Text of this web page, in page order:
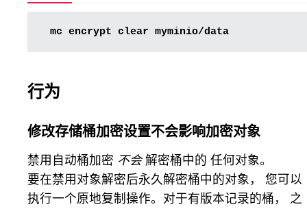
mc encrypt clear
行为
修改存储桶加密设置不会影响加密对象
禁用自动桶加密 不会解密桶中的 任何对象。
要在禁用对象解密后永久解密桶中的对象， 您可以
执行一个原地复制操作。对于有版本记录的桶， 之